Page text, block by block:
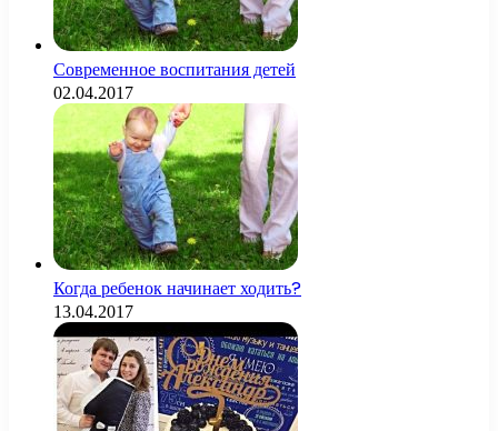
Современное воспитания детей
02.04.2017
Когда ребенок начинает ходить?
13.04.2017